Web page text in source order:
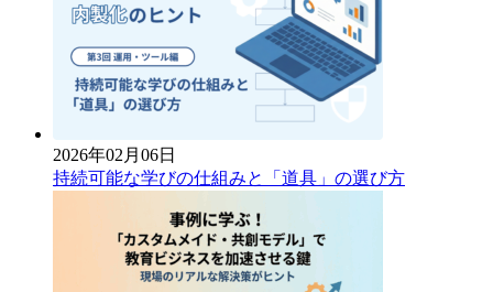
2026年02月06日
持続可能な学びの仕組みと「道具」の選び方